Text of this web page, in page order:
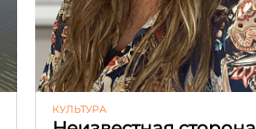
КУЛЬТУРА